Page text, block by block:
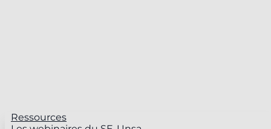
Ressources